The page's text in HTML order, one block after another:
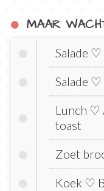
MAAR
Salade
Salade
Lunch ♡
toast
Zoet
Koek ♡